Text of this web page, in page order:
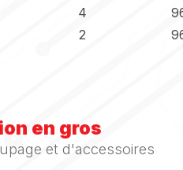
4
2
en gros
et d'accessoires